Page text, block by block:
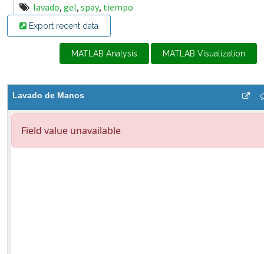
lavado, gel, spay, tiempo
Export recent data
MATLAB Analysis MATLAB Visualization
Lavado de Manos